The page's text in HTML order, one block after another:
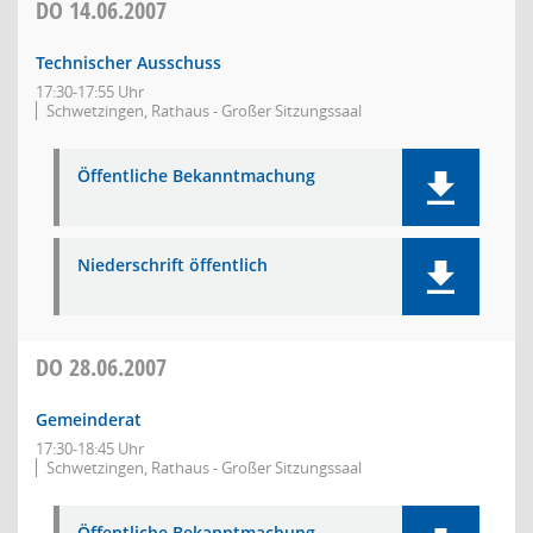
DO 14.06.2007
Technischer Ausschuss
17:30-17:55 Uhr
Schwetzingen, Rathaus - Großer Sitzungssaal
Öffentliche Bekanntmachung
Niederschrift öffentlich
DO 28.06.2007
Gemeinderat
17:30-18:45 Uhr
Schwetzingen, Rathaus - Großer Sitzungssaal